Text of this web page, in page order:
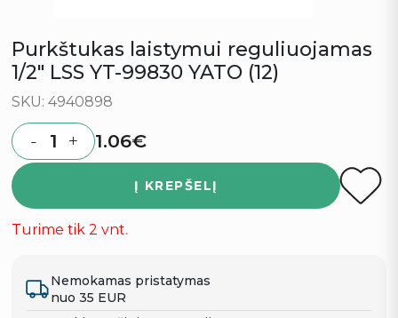
Purkštukas laistymui reguliuojamas
1/2″ LSS YT-99830 YATO (12)
SKU: 4940898
Quantity
- + 1.06€
Į KREPŠELĮ
Turime tik 2 vnt.
Nemokamas pristatymas
nuo 35 EUR